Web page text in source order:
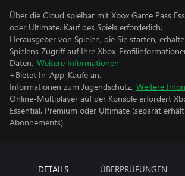
Über die Cloud spielbar mit Xbox Game Pass
oder Ultimate. Kauf des Spiels erforderlich.
Herausgeber von Spielen, die Sie starten,
Spielens Zugriff auf Ihre Xbox-
Daten. Weitere Informationen
+Bietet In-App-Käufe an.
Informationen zum Jugendschutz. Weitere
Online-Multiplayer auf der Konsole erfordert
Essential, Premium oder Ultimate (separat
Abonnements).
DETAILS ÜBERPRÜFUNGEN